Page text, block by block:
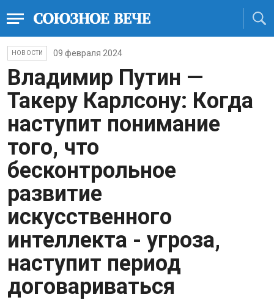
НОВОСТИ 09 февраля 2024
Владимир Путин —
Такеру Карлсону: Когда
наступит понимание
того, что
бесконтрольное
развитие
искусственного
интеллекта - угроза,
наступит период
договариваться